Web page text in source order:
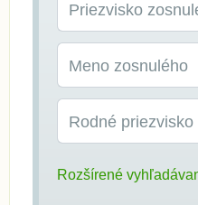
Priezvisko
Meno zosnulého
Rodné priezvisko
Rozšírené